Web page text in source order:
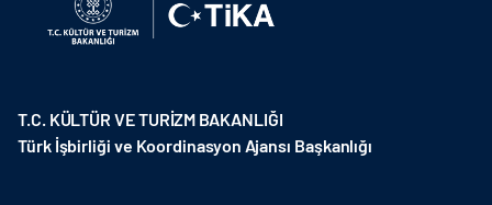
T.C. KÜLTÜR VE TURİZM BAKANLIĞI
Türk İşbirliği ve Koordinasyon Ajansı Başkanlığı